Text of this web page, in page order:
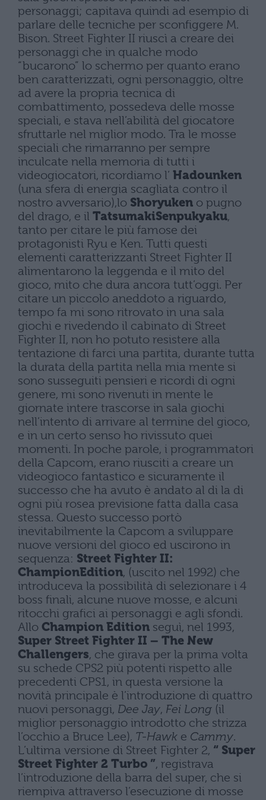
personaggi; capitava quindi ad esempio di
parlare delle tecniche per sconfiggere M.
Bison. Street Fighter II riuscì a creare dei
personaggi che in qualche modo
“bucarono” lo schermo per quanto erano
ben caratterizzati, ogni personaggio, oltre
ad avere la propria tecnica di
combattimento, possedeva delle mosse
speciali, e stava nell’abilità del giocatore
sfruttarle nel miglior modo. Tra le mosse
speciali che rimarranno per sempre
inculcate nella memoria di tutti i
videogiocatori, ricordiamo l’ Hadounken
(una sfera di energia scagliata contro il
nostro avversario),lo Shoryuken o pugno
del drago, e il TatsumakiSenpukyaku,
tanto per citare le più famose dei
protagonisti Ryu e Ken. Tutti questi
elementi caratterizzanti Street Fighter II
alimentarono la leggenda e il mito del
gioco, mito che dura ancora tutt’oggi. Per
citare un piccolo aneddoto a riguardo,
tempo fa mi sono ritrovato in una sala
giochi e rivedendo il cabinato di Street
Fighter II, non ho potuto resistere alla
tentazione di farci una partita, durante tutta
la durata della partita nella mia mente si
sono susseguiti pensieri e ricordi di ogni
genere, mi sono rivenuti in mente le
giornate intere trascorse in sala giochi
nell’intento di arrivare al termine del gioco,
e in un certo senso ho rivissuto quei
momenti. In poche parole, i programmatori
della Capcom, erano riusciti a creare un
videogioco fantastico e sicuramente il
successo che ha avuto è andato al di la di
ogni più rosea previsione fatta dalla casa
stessa. Questo successo portò
inevitabilmente la Capcom a sviluppare
nuove versioni del gioco ed uscirono in
sequenza: Street Fighter II:
ChampionEdition, (uscito nel 1992) che
introduceva la possibilità di selezionare i 4
boss finali, alcune nuove mosse, e alcuni
ritocchi grafici ai personaggi e agli sfondi.
Allo Champion Edition seguì, nel 1993,
Super Street Fighter II – The New
Challengers, che girava per la prima volta
su schede CPS2 più potenti rispetto alle
precedenti CPS1, in questa versione la
novità principale è l’introduzione di quattro
nuovi personaggi, Dee Jay, Fei Long (il
miglior personaggio introdotto che strizza
l’occhio a Bruce Lee), T-Hawk e Cammy.
L’ultima versione di Street Fighter 2, “ Super
Street Fighter 2 Turbo ”, registrava
l’introduzione della barra del super, che si
riempiva attraverso l’esecuzione di mosse